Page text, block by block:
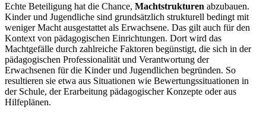
Echte Beteiligung hat die Chance, Machtstrukturen abzubauen.
Kinder und Jugendliche sind grundsätzlich strukturell bedingt mit
weniger Macht ausgestattet als Erwachsene. Das gilt auch für den
Kontext von pädagogischen Einrichtungen. Dort wird das
Machtgefälle durch zahlreiche Faktoren begünstigt, die sich in der
pädagogischen Professionalität und Verantwortung der
Erwachsenen für die Kinder und Jugendlichen begründen. So
resultieren sie etwa aus Situationen wie Bewertungssituationen in
der Schule, der Erarbeitung pädagogischer Konzepte oder aus
Hilfeplänen.